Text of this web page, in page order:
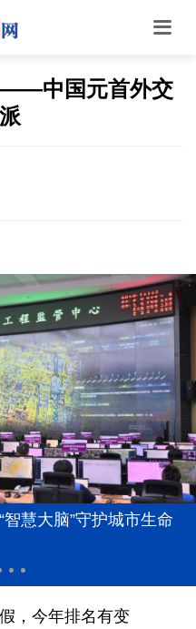
——中国元首外交
慧大脑”守护城市生命
，今年排名有变